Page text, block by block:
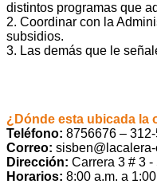
distintos programas que
2. Coordinar con la
subsidios.
3. Las demás que le
¿Dónde esta ubicada la
Teléfono: 8756676 –
Correo:
Dirección: Carrera 3 # 3 -
Horarios: 8:00 a.m. a